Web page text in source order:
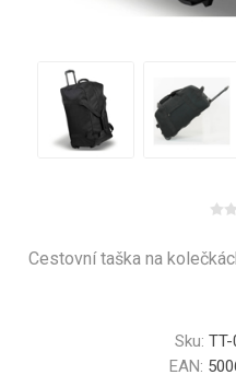
Cestovní taška na
Sku:
EAN: